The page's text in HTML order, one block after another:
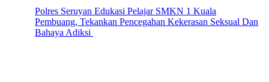
Polres Seruyan Edukasi Pelajar SMKN 1 Kuala
Pembuang, Tekankan Pencegahan Kekerasan Seksual Dan
Bahaya Adiksi